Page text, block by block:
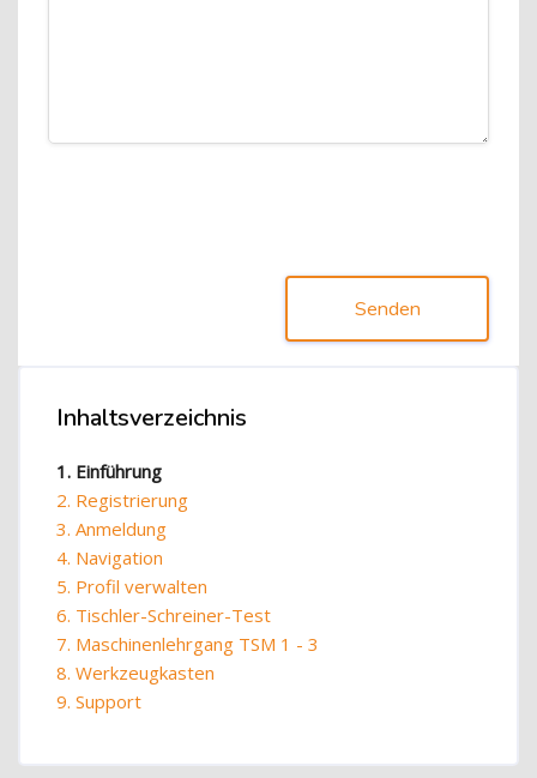
Senden
Inhaltsverzeichnis überspringen
Inhaltsverzeichnis
1. Einführung
2. Registrierung
3. Anmeldung
4. Navigation
5. Profil verwalten
6. Tischler-Schreiner-Test
7. Maschinenlehrgang TSM 1 - 3
8. Werkzeugkasten
9. Support